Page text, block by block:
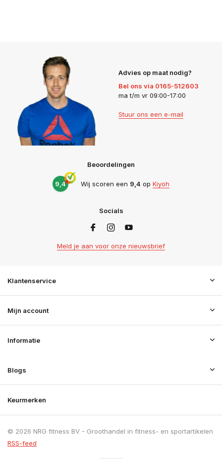
Advies op maat nodig?
Bel ons via 0165-512603
ma t/m vr 09:00-17:00
Stuur ons een e-mail
Beoordelingen
9,4 Wij scoren een 9,4 op Kiyoh
Socials
Meld je aan voor onze nieuwsbrief
Klantenservice
Mijn account
Informatie
Blogs
Keurmerken
© 2026 NRG fitness BV - Groothandel in fitness- en sportartikelen
RSS-feed